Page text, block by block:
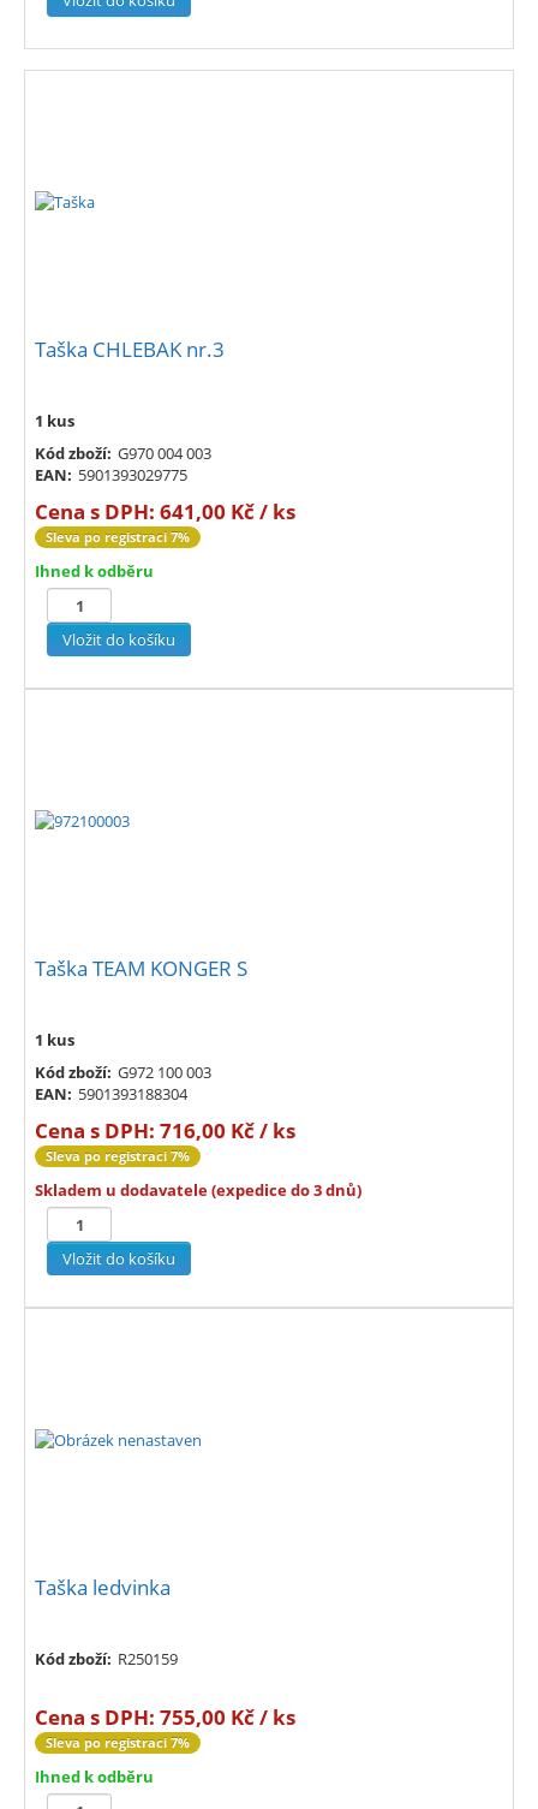
Taška CHLEBAK nr.3
1 kus
Kód zboží: G970 004 003
EAN: 5901393029775
Cena s DPH: 641,00 Kč / ks
Sleva po registraci 7%
Ihned k odběru
Taška TEAM KONGER S
1 kus
Kód zboží: G972 100 003
EAN: 5901393188304
Cena s DPH: 716,00 Kč / ks
Sleva po registraci 7%
Skladem u dodavatele (expedice do 3 dnů)
Taška ledvinka
Kód zboží: R250159
Cena s DPH: 755,00 Kč / ks
Sleva po registraci 7%
Ihned k odběru